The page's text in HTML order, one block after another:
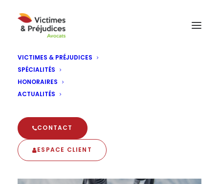
VICTIMES & PRÉJUDICES
SPÉCIALITÉS
HONORAIRES
ACTUALITÉS
CONTACT
ESPACE CLIENT
Indemnisation